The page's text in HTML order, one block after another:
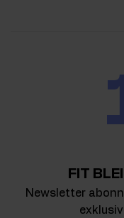
FIT
Newsletter